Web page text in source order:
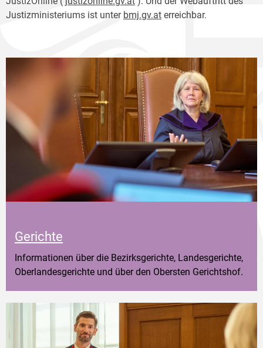
Justizministeriums ist unter bmj.gv.at erreichbar.
Gerichte
Informationen über die Bezirksgerichte, Landesgerichte,
Oberlandesgerichte und über den Obersten Gerichtshof.